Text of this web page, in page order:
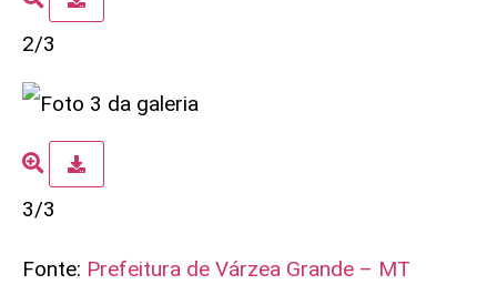
2/3
3/3
Fonte: Prefeitura de Várzea Grande – MT